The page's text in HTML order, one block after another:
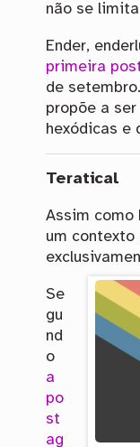
não se
Ender,
primeira
de
propõe a
hexódicas e
Teratical
Assim como
um contexto
Se
gu
nd
o
a
po
st
ag